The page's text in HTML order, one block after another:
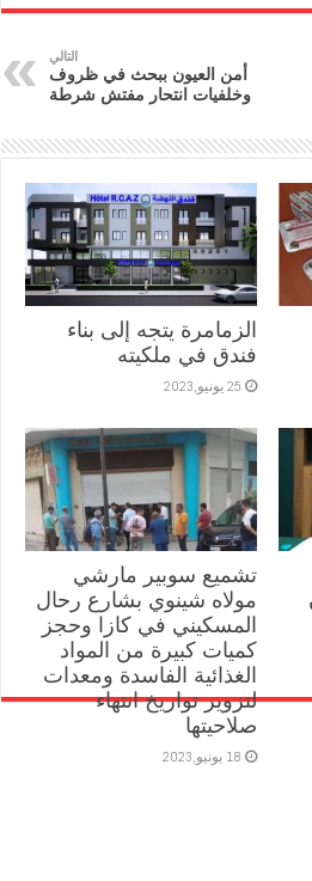
التالي
أمن العيون ببحث في ظروف
وخلفيات انتحار مفتش شرطة
الزمامرة يتجه إلى بناء
فندق في ملكيته
25 يونيو,2023
تشميع سوبير مارشي
مولاه شينوي بشارع رحال
المسكيني في كازا وحجز
كميات كبيرة من المواد
الغذائية الفاسدة ومعدات
لتزوير تواريخ انتهاء
صلاحيتها
18 يونيو,2023